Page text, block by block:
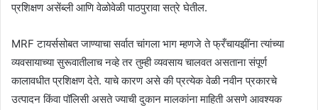
प्रशिक्षण असेंब्ली आणि वेळोवेळी पाठपुरावा सत्रे घेतील.
MRF टायर्ससोबत जाण्याचा सर्वात चांगला भाग म्हणजे ते फ्रँचायझींना त्यांच्या
व्यवसायाच्या सुरूवातीलाच नव्हे तर तुम्ही व्यवसाय चालवत असताना संपूर्ण
कालावधीत प्रशिक्षण देते. याचे कारण असे की प्रत्येक वेळी नवीन प्रकारचे
उत्पादन किंवा पॉलिसी असते ज्याची दुकान मालकांना माहिती असणे आवश्यक